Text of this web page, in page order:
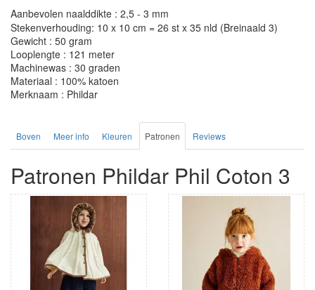
Aanbevolen naalddikte : 2,5 - 3 mm
Stekenverhouding: 10 x 10 cm = 26 st x 35 nld (Breinaald 3)
Gewicht : 50 gram
Looplengte : 121 meter
Machinewas : 30 graden
Materiaal : 100% katoen
Merknaam : Phildar
Boven Meer info Kleuren Patronen Reviews
Patronen Phildar Phil Coton 3